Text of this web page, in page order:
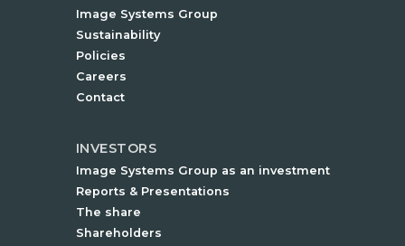
Image Systems Group
Sustainability
Policies
Careers
Contact
INVESTORS
Image Systems Group as an investment
Reports & Presentations
The share
Shareholders